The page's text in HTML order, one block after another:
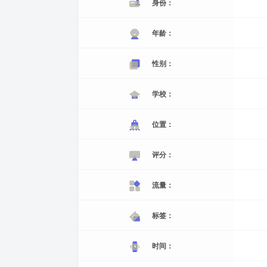
身份：
年龄：
性别：
学校：
位置：
评分：
流量：
标签：
时间：